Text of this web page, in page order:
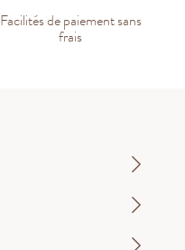
Facilités de paiement sans
frais